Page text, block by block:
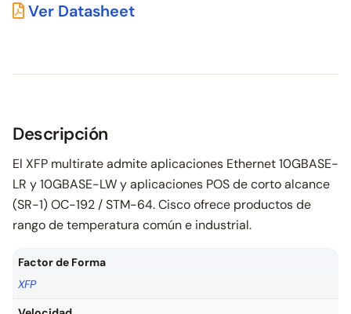
Ver Datasheet
Descripción
El XFP multirate admite aplicaciones Ethernet 10GBASE-
LR y 10GBASE-LW y aplicaciones POS de corto alcance
(SR-1) OC-192 / STM-64. Cisco ofrece productos de
rango de temperatura común e industrial.
Factor de Forma
XFP